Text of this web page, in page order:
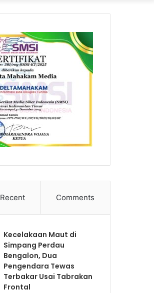
Recent Comments
Kecelakaan Maut di
Simpang Perdau
Bengalon, Dua
Pengendara Tewas
Terbakar Usai Tabrakan
Frontal